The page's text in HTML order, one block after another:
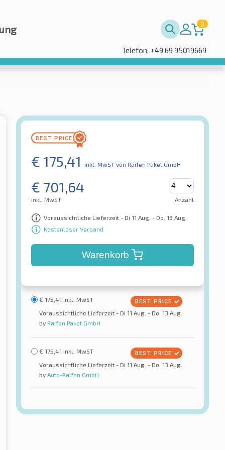
0
Telefon: +49 69 95019669
€ 175,41 inkl. MwST von Raifen Paket GmbH
€ 701,64
inkl. MwST Anzahl
Voraussichtliche Lieferzeit - Di 11 Aug. - Do. 13 Aug.
Kostenloser Versand
Warenkorb
€ 175,41 inkl. MwST
Voraussichtliche Lieferzeit - Di 11 Aug. - Do. 13 Aug.
by Raifen Paket GmbH
€ 175,41 inkl. MwST
Voraussichtliche Lieferzeit - Di 11 Aug. - Do. 13 Aug.
by Auto-Raifen GmbH